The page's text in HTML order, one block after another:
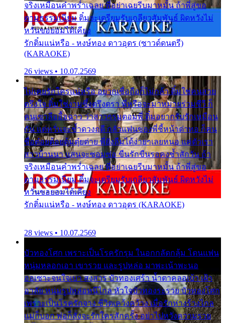
จริงเหมือนคำพร่ำเฉลย พี่อย่าเฉยรีบมาหมั้น ถ้าพี่สู่ขอ
ตามธรรมเนียม ติ๋มจะเตรียมรับเกลียวสัมพันธ์ ผิดหวังไม่
หวั่นขอยอมได้เคียง
รักติ๋มแน่หรือ - หงษ์ทอง ดาวอุดร (ซาวด์ดนตรี)
(KARAOKE)
26 views • 10.07.2569
ไม่เคยรักใครแน่หรือ อยากเชื่อถือก็ไม่กล้า ติ๋มใช่คนสวย
ตรึงใจ ติ๋มใช่งามซึ้งตรึงตรา พี่หรือจะมาหมายร่วมชีวี ก็
คนเขาลืออื้อฉาว ว่าสาวๆรุมตอมพี่ ติ๋มอยากรับรักเหมือน
กัน แต่หวั่นจะช้ำดวงฤดี กลัวแฟนของพี่ชี้หน้าด่าทอ ก็คน
ชื่อต๋อยต้อยตุ้มตุ๋ยต่าย พี่ยังลืมได้ง่ายๆเลยหนอ แค่ตัวเรา
สาวบ้านนา แสนจะซอมซ่อ ขืนรักขืนรอคงช้ำสักวัน ถ้า
จริงเหมือนคำพร่ำเฉลย พี่อย่าเฉยรีบมาหมั้น ถ้าพี่สู่ขอ
ตามธรรมเนียม ติ๋มจะเตรียมรับเกลียวสัมพันธ์ ผิดหวังไม่
หวั่นขอยอมได้เคียง
รักติ๋มแน่หรือ - หงษ์ทอง ดาวอุดร (KARAOKE)
28 views • 10.07.2569
บัวทองโศก เพราะเป็นโรครักรุม ในอกกลัดกลุ้ม โดนแฟน
หนุ่มหลอกเอา เขารวย และรูปหล่อ มาพะเน้าพะนอ
ออเซาะจนใจเบา สงสาร บัวทองเศร้า น้ำตาคลอเบ้า เฝ้า
อาลัย หนุ่มรูปหล่อหนีไกล หัวใจบัวทองระรวย บัวทองโศก
เพราะเป็นโรครักจาง ชีวิตเคว้งคว้าง เมื่อรักห่างร้างไกล
แม่ก็บอก พ่อก็สั่งจะรักใครสักครั้ง อย่าไปหวังความรวย